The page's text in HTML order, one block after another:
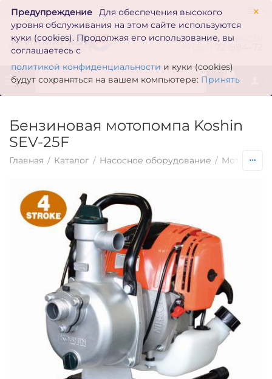
×
Предупреждение
Для обеспечения высокого
уровня обслуживания на этом сайте используются
куки (cookies). Продолжая его использование, вы
соглашаетесь с
политикой конфиденциальности и куки (cookies)
будут сохраняться на вашем компьютере: Принять
zakaz@inmarkon.ru
0
Бензиновая мотопомпа Koshin
SEV-25F
Главная / Каталог / Насосное оборудование /